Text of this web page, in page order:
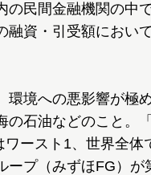
民間金融機関の中
資・引受額におい
環境への悪影響が極
石油などのこと。
ースト1、世界全
ープ（みずほFG）